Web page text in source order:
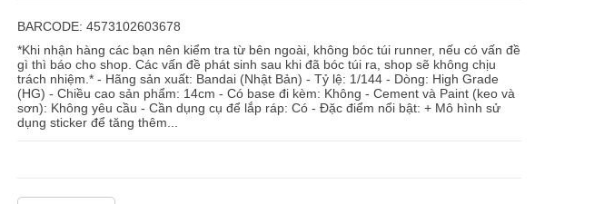
BARCODE: 4573102603678
*Khi nhận hàng các bạn nên kiểm tra từ bên ngoài, không bóc túi runner, nếu có vấn đề
gì thì báo cho shop. Các vấn đề phát sinh sau khi đã bóc túi ra, shop sẽ không chịu
trách nhiệm.* - Hãng sản xuất: Bandai (Nhật Bản) - Tỷ lệ: 1/144 - Dòng: High Grade
(HG) - Chiều cao sản phẩm: 14cm - Có base đi kèm: Không - Cement và Paint (keo và
sơn): Không yêu cầu - Cần dụng cụ để lắp ráp: Có - Đặc điểm nổi bật: + Mô hình sử
dụng sticker để tăng thêm...